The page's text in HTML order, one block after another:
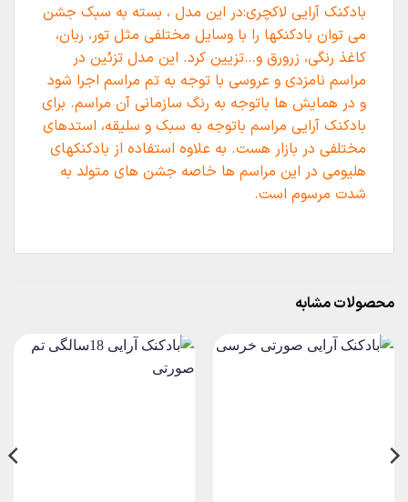
بادکنک آرایی لاکچری:در این مدل ، بسته به سبک جشن
می توان بادکنکها را با وسایل مختلفی مثل تور، ربان،
کاغذ رنگی، زرورق و…تزیین کرد. این مدل تزئین در
مراسم نامزدی و عروسی با توجه به تم مراسم اجرا شود
و در همایش ها باتوجه به رنگ سازمانی آن مراسم. برای
بادکنک آرایی مراسم باتوجه به سبک و سلیقه، استدهای
مختلفی در بازار هست. به علاوه استفاده از بادکنکهای
هلیومی در این مراسم ها خاصه جشن های متولد به
شدت مرسوم است.
محصولات مشابه